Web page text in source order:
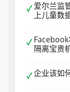
✓ 爱尔兰监
上儿童数
✓
隔离宝贵
✓企业该如